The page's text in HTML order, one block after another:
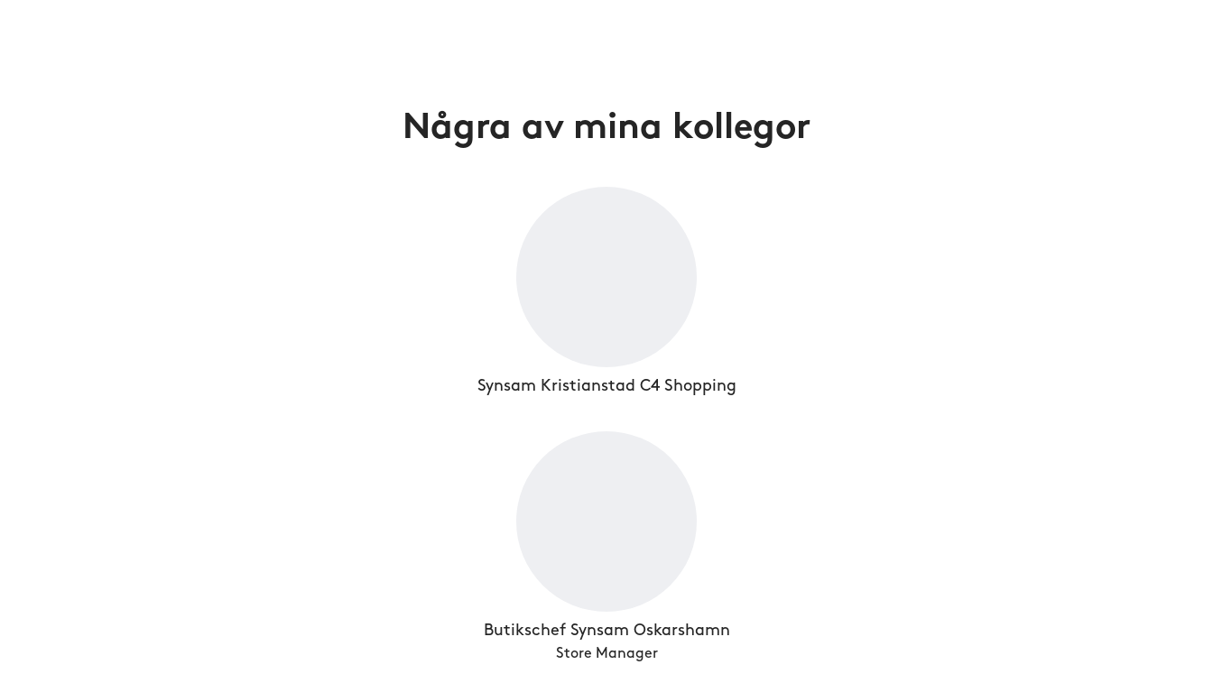
Några av mina kollegor
Synsam Kristianstad C4 Shopping
Butikschef Synsam Oskarshamn
Store Manager